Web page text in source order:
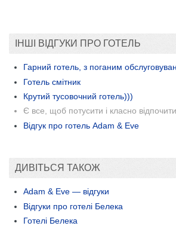
ІНШІ ВІДГУКИ ПРО ГОТЕЛЬ
Гарний готель, з поганим
Готель смітник
Крутий тусовочний готель)))
Є все, щоб потусити і класно
Відгук про готель Adam & Eve
ДИВІТЬСЯ ТАКОЖ
Adam & Eve — відгуки
Відгуки про готелі Белека
Готелі Белека